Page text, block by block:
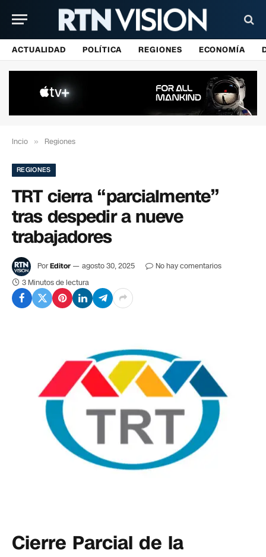
ACTUALIDAD POLÍTICA REGIONES ECONOMÍA
Incio » Regiones
REGIONES
TRT cierra “parcialmente”
tras despedir a nueve
trabajadores
PorEditor agosto 30, 2025
No hay comentarios
3 Minutos de lectura
Cierre Parcial de la